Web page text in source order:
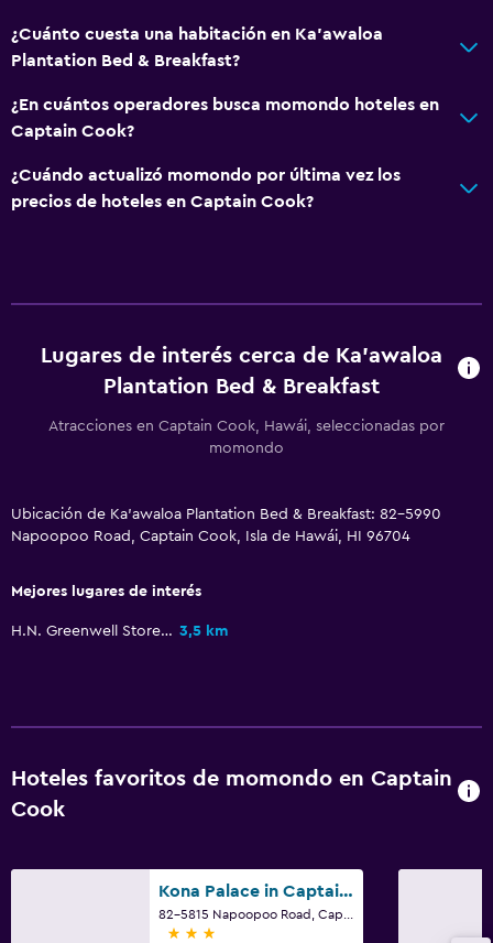
Habitaciones para no fumadores disponibles
Mascotas permitidas bajo consulta (pueden aplicar cargos
Áreas designadas para fumadores
Piscina y spa
Escritorio
¿Cuánto cuesta una habitación en Ka'awaloa
Plantation Bed & Breakfast?
¿En cuántos operadores busca momondo hoteles en
Captain Cook?
¿Cuándo actualizó momondo por última vez los
precios de hoteles en Captain Cook?
Lugares de interés cerca de Ka'awaloa
Plantation Bed & Breakfast
Atracciones en Captain Cook, Hawái, seleccionadas por
momondo
Ubicación de Ka'awaloa Plantation Bed & Breakfast: 82-5990
Napoopoo Road, Captain Cook, Isla de Hawái, HI 96704
Mejores lugares de interés
H.N. Greenwell Store Museum 3,5 km
Hoteles favoritos de momondo en Captain
Cook
Kona Palace in Captain Cook
3 estrellas